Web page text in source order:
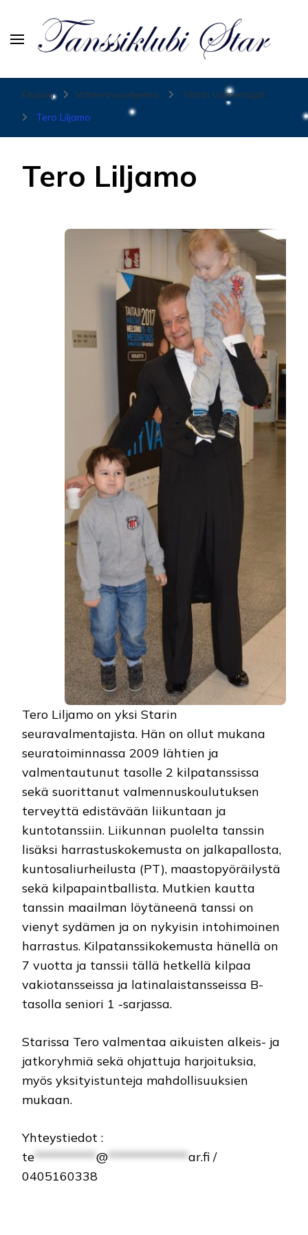
Tanssiurheiluseura Star
Etusivu Valmennusohjelma
Starin valmentajat
Tero Liljamo
Tero Liljamo
Tero Liljamo on yksi Starin
seuravalmentajista. Hän on ollut mukana
seuratoiminnassa 2009 lähtien ja
valmentautunut tasolle 2 kilpatanssissa
sekä suorittanut valmennuskoulutuksen
terveyttä edistävään liikuntaan ja
kuntotanssiin. Liikunnan puolelta tanssin
lisäksi harrastuskokemusta on jalkapallosta,
kuntosaliurheilusta (PT), maastopyöräilystä
sekä kilpapaintballista. Mutkien kautta
tanssin maailman löytäneenä tanssi on
vienyt sydämen ja on nykyisin intohimoinen
harrastus. Kilpatanssikokemusta hänellä on
7 vuotta ja tanssii tällä hetkellä kilpaa
vakiotansseissa ja latinalaistansseissa B-
tasolla seniori 1 -sarjassa.
Starissa Tero valmentaa aikuisten alkeis- ja
jatkoryhmiä sekä ohjattuja harjoituksia,
myös yksityistunteja mahdollisuuksien
mukaan.
Yhteystiedot :
te**********@*************ar.fi /
0405160338